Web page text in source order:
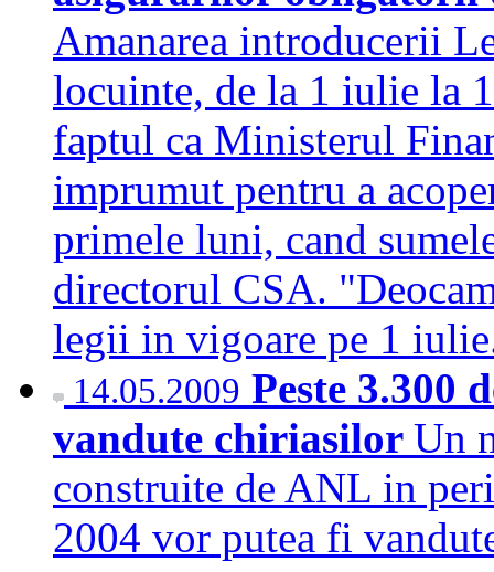
Amanarea introducerii
locuinte, de la 1 iulie la
faptul ca Ministerul
imprumut pentru a
primele luni, cand
directorul CSA.
legii in vigoare pe 1
14.05.2009 Peste 3.300
vandute chiriasilor Un
construite de ANL in
2004 vor putea fi